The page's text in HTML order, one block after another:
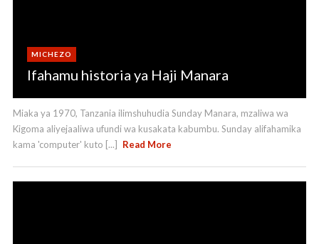
MICHEZO
Ifahamu historia ya Haji Manara
Miaka ya 1970, Tanzania ilimshuhudia Sunday Manara, mzaliwa wa
Kigoma aliyejaaliwa ufundi wa kusakata kabumbu. Sunday alifahamika
kama 'computer' kuto [...] Read More